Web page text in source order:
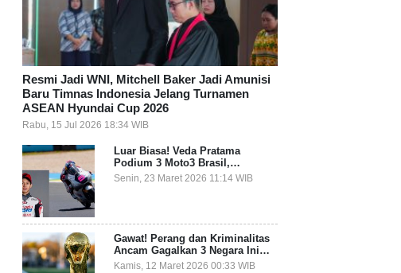
Resmi Jadi WNI, Mitchell Baker Jadi Amunisi
Baru Timnas Indonesia Jelang Turnamen
ASEAN Hyundai Cup 2026
Rabu, 15 Jul 2026 18:34 WIB
Luar Biasa! Veda Pratama
Podium 3 Moto3 Brasil,
Pembalap Indonesia Pertama
Juara Grand Prix
Senin, 23 Maret 2026 11:14 WIB
Gawat! Perang dan Kriminalitas
Ancam Gagalkan 3 Negara Ini
Ikut Piala Dunia 2026
Kamis, 12 Maret 2026 00:33 WIB